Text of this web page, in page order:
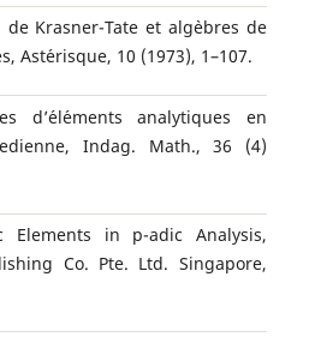
de Krasner-Tate et alg`ebres de
Ast´erisque, 10 (1973), 1–107.
d’´el´ements analytiques en
Indag. Math., 36 (4)
Elements in p-adic Analysis,
Co. Pte. Ltd. Singapore,